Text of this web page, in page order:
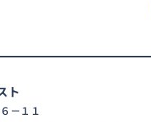
ト
－１１